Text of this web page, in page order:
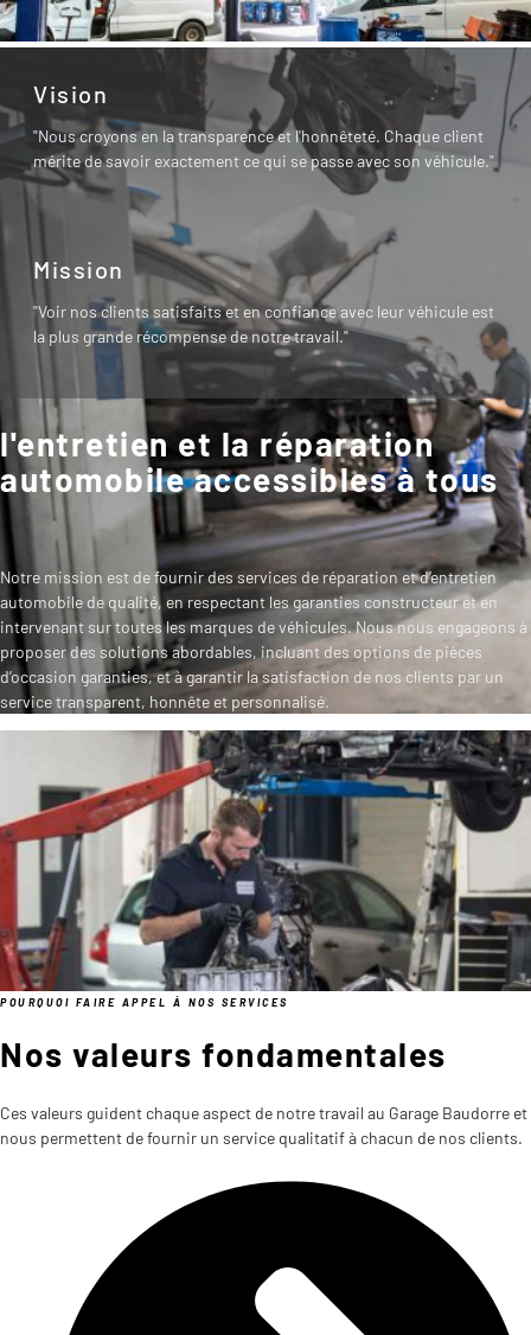
Vision
"Nous croyons en la transparence et l'honnêteté. Chaque client
mérite de savoir exactement ce qui se passe avec son véhicule."
Mission
"Voir nos clients satisfaits et en confiance avec leur véhicule est
la plus grande récompense de notre travail."
l'entretien et la réparation
automobile accessibles à tous
Notre mission est de fournir des services de réparation et d’entretien
automobile de qualité, en respectant les garanties constructeur et en
intervenant sur toutes les marques de véhicules. Nous nous engageons à
proposer des solutions abordables, incluant des options de pièces
d’occasion garanties, et à garantir la satisfaction de nos clients par un
service transparent, honnête et personnalisé.
POURQUOI FAIRE APPEL À NOS SERVICES
Nos valeurs fondamentales
Ces valeurs guident chaque aspect de notre travail au Garage Baudorre et
nous permettent de fournir un service qualitatif à chacun de nos clients.